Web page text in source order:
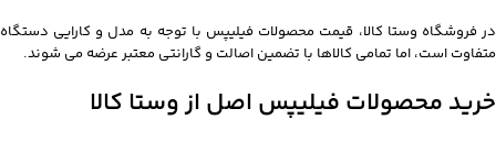
در فروشگاه وستا کالا، قیمت محصولات فیلیپس با توجه به مدل و کارایی دستگاه
متفاوت است، اما تمامی کالاها با تضمین اصالت و گارانتی معتبر عرضه می شوند.
خرید محصولات فیلیپس اصل از وستا کالا